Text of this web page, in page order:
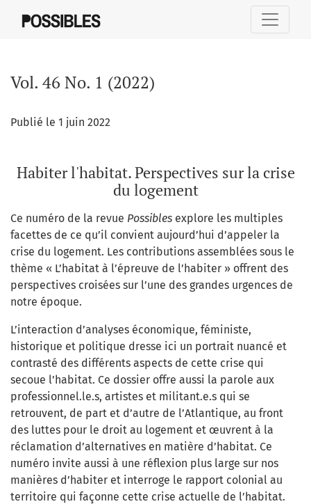
Vol. 46 No. 1 (2022): Habiter l'habitat. Perspectives sur la
Vol. 46 No. 1 (2022)
Publié le 1 juin 2022
Habiter l'habitat. Perspectives sur la crise
du logement
Ce numéro de la revue Possibles explore les multiples
facettes de ce qu’il convient aujourd’hui d’appeler la
crise du logement. Les contributions assemblées sous le
thème « L’habitat à l’épreuve de l’habiter » offrent des
perspectives croisées sur l’une des grandes urgences de
notre époque.
L’interaction d’analyses économique, féministe,
historique et politique dresse ici un portrait nuancé et
contrasté des différents aspects de cette crise qui
secoue l’habitat. Ce dossier offre aussi la parole aux
professionnel.le.s, artistes et militant.e.s qui se
retrouvent, de part et d’autre de l’Atlantique, au front
des luttes pour le droit au logement et œuvrent à la
réclamation d’alternatives en matière d’habitat. Ce
numéro invite aussi à une réflexion plus large sur nos
manières d’habiter et interroge le rapport colonial au
territoire qui façonne cette crise actuelle de l’habitat.